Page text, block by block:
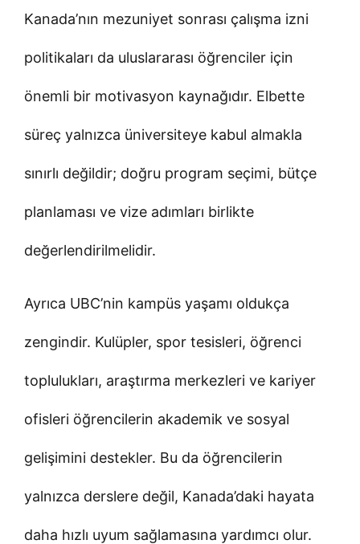
Kanada’nın mezuniyet sonrası çalışma izni
politikaları da uluslararası öğrenciler için
önemli bir motivasyon kaynağıdır. Elbette
süreç yalnızca üniversiteye kabul almakla
sınırlı değildir; doğru program seçimi, bütçe
planlaması ve vize adımları birlikte
değerlendirilmelidir.
Ayrıca UBC’nin kampüs yaşamı oldukça
zengindir. Kulüpler, spor tesisleri, öğrenci
toplulukları, araştırma merkezleri ve kariyer
ofisleri öğrencilerin akademik ve sosyal
gelişimini destekler. Bu da öğrencilerin
yalnızca derslere değil, Kanada’daki hayata
daha hızlı uyum sağlamasına yardımcı olur.